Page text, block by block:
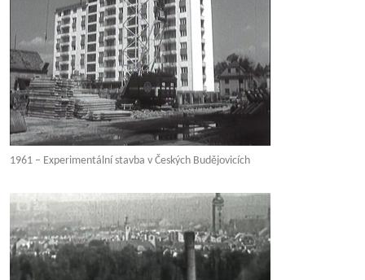
1961 – Experimentální stavba v Českých Budějovicích